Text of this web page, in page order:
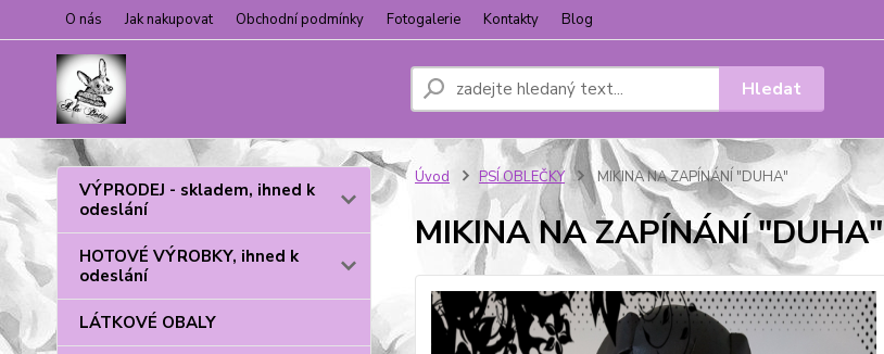
O nás Jak nakupovat Obchodní podmínky Fotogalerie Kontakty Blog
Hledat
VÝPRODEJ - skladem, ihned k
odeslání
HOTOVÉ VÝROBKY, ihned k
odeslání
LÁTKOVÉ OBALY
Úvod PSÍ OBLEČKY MIKINA NA ZAPÍNÁNÍ "DUHA"
MIKINA NA ZAPÍNÁNÍ "DUHA"